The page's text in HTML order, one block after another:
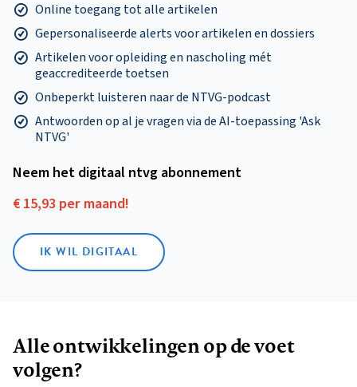
Online toegang tot alle artikelen
Gepersonaliseerde alerts voor artikelen en dossiers
Artikelen voor opleiding en nascholing mét
geaccrediteerde toetsen
Onbeperkt luisteren naar de NTVG-podcast
Antwoorden op al je vragen via de AI-toepassing 'Ask
NTVG'
Neem het digitaal ntvg abonnement
€ 15,93 per maand!
IK WIL DIGITAAL
Alle ontwikkelingen op de voet
volgen?